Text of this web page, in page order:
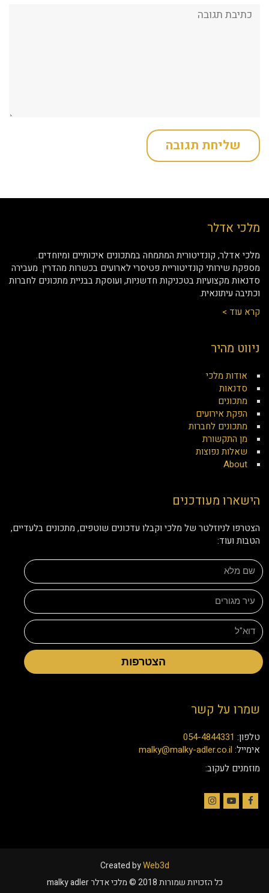
תגובה:
מלכי אדלר
מלכי אדלר, קונדיטורית המתמחה במתכונים איכותיים ומיוחדים.
מספקת שירותי קונדיטוריית פטיסרי לארועים בכשרות מהדרין. מעבירה
סדנאות מקצועיות בטכניקות חדשניות, ועוסקת בבניית מתכונים לחברות
וכתיבה עיתונאית.
קרא עוד >
ניווט מהיר
אודות מלכי
סדנאות
מתכונים
הפקת אירועים
מתכונים לחברות
מן התקשורת
שאלות נפוצות
About
הישארו מעודכנים
הצטרפו לניוזלטר של מלכי וקבלו עדכונים שוטפים, מתכונים בלעדיים,
הטבות ועוד:
הצטרפות
שמרו על קשר
טלפון: 054-4844331
אימייל: malky@malky-adler.co.il
מוזמנים לעקוב:
Created byWeb3d
כל הזכויות שמורות 2018 © מלכי אדלר malky adler